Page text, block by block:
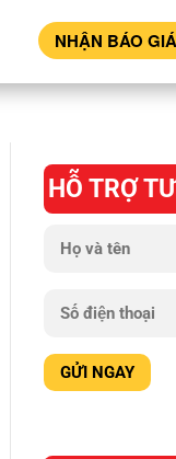
NHẬN BÁO GIÁ
HỖ TRỢ